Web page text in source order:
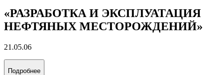
«РАЗРАБОТКА И ЭКСПЛУАТАЦИЯ
НЕФТЯНЫХ МЕСТОРОЖДЕНИЙ»
21.05.06
Подробнее